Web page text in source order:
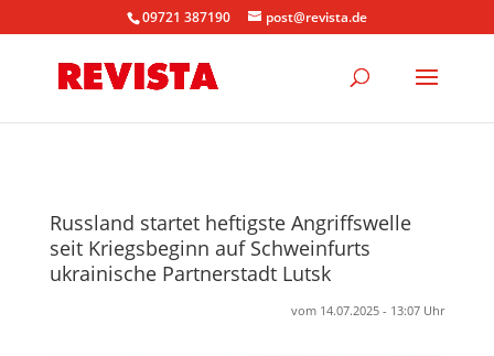
09721 387190 post@revista.de
Russland startet heftigste Angriffswelle
seit Kriegsbeginn auf Schweinfurts
ukrainische Partnerstadt Lutsk
vom 14.07.2025 - 13:07 Uhr